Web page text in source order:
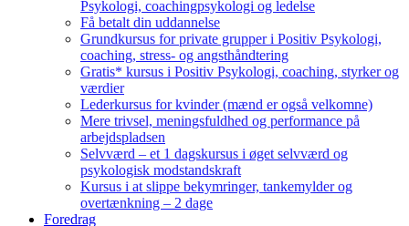
Psykologi, coachingpsykologi og ledelse
Få betalt din uddannelse
Grundkursus for private grupper i Positiv Psykologi,
coaching, stress- og angsthåndtering
Gratis* kursus i Positiv Psykologi, coaching, styrker og
værdier
Lederkursus for kvinder (mænd er også velkomne)
Mere trivsel, meningsfuldhed og performance på
arbejdspladsen
Selvværd – et 1 dagskursus i øget selvværd og
psykologisk modstandskraft
Kursus i at slippe bekymringer, tankemylder og
overtænkning – 2 dage
Foredrag